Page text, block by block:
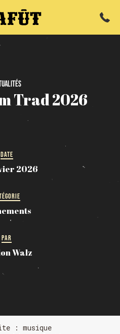
Trad2026
DATE
2026
PAR
Walz
: musique